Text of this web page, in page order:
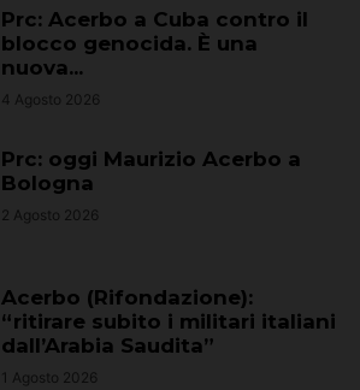
Prc: Acerbo a Cuba contro il
blocco genocida. È una
nuova...
4 Agosto 2026
Prc: oggi Maurizio Acerbo a
Bologna
2 Agosto 2026
Acerbo (Rifondazione):
“ritirare subito i militari italiani
dall’Arabia Saudita”
1 Agosto 2026